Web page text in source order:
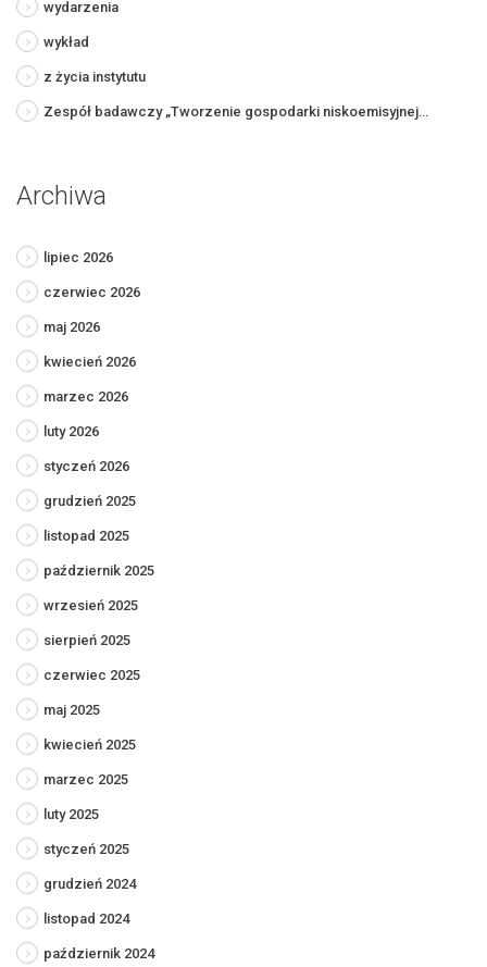
wydarzenia
wykład
z życia instytutu
Zespół badawczy „Tworzenie gospodarki niskoemisyjnej…
Archiwa
lipiec 2026
czerwiec 2026
maj 2026
kwiecień 2026
marzec 2026
luty 2026
styczeń 2026
grudzień 2025
listopad 2025
październik 2025
wrzesień 2025
sierpień 2025
czerwiec 2025
maj 2025
kwiecień 2025
marzec 2025
luty 2025
styczeń 2025
grudzień 2024
listopad 2024
październik 2024